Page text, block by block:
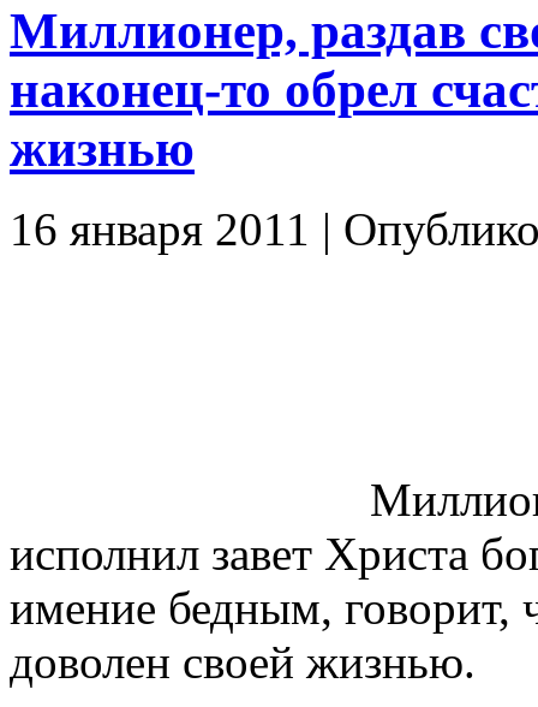
Миллионер, раздав
наконец-то обрел
жизнью
16 января 2011 |
исполнил завет Христа
имение бедным, говорит,
доволен своей жизнью.